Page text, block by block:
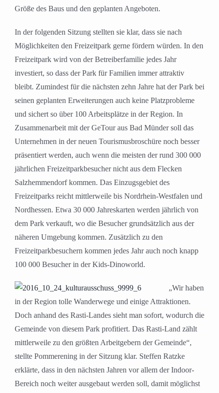
Größe des Baus und den geplanten Angeboten.
In der folgenden Sitzung stellten sie klar, dass sie nach
Möglichkeiten den Freizeitpark gerne fördern würden. In den
Freizeitpark wird von der Betreiberfamilie jedes Jahr
investiert, so dass der Park für Familien immer attraktiv
bleibt. Zumindest für die nächsten zehn Jahre hat der Park bei
seinen geplanten Erweiterungen auch keine Platzprobleme
und sichert so über 100 Arbeitsplätze in der Region. In
Zusammenarbeit mit der GeTour aus Bad Münder soll das
Unternehmen in der neuen Tourismusbroschüre noch besser
präsentiert werden, auch wenn die meisten der rund 300 000
jährlichen Freizeitparkbesucher nicht aus dem Flecken
Salzhemmendorf kommen. Das Einzugsgebiet des
Freizeitparks reicht mittlerweile bis Nordrhein-Westfalen und
Nordhessen. Etwa 30 000 Jahreskarten werden jährlich von
dem Park verkauft, wo die Besucher grundsätzlich aus der
näheren Umgebung kommen. Zusätzlich zu den
Freizeitparkbesuchern kommen jedes Jahr auch noch knapp
100 000 Besucher in der Kids-Dinoworld.
„Wir haben
in der Region tolle Wanderwege und einige Attraktionen.
Doch anhand des Rasti-Landes sieht man sofort, wodurch die
Gemeinde von diesem Park profitiert. Das Rasti-Land zählt
mittlerweile zu den größten Arbeitgebern der Gemeinde“,
stellte Pommerening in der Sitzung klar. Steffen Ratzke
erklärte, dass in den nächsten Jahren vor allem der Indoor-
Bereich noch weiter ausgebaut werden soll, damit möglichst